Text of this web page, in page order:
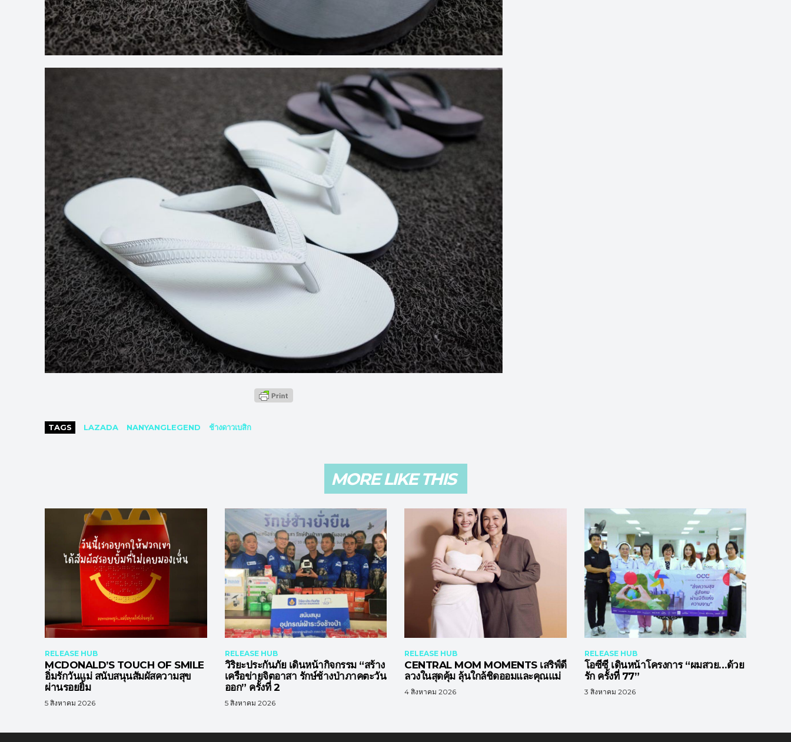
TAGS LAZADA NANYANGLEGEND ช้างดาวเบสิก
MORE LIKE THIS
RELEASE HUB
MCDONALD’S TOUCH OF SMILE
อิ่มรักวันแม่ สนับสนุนสัมผัสความสุข
ผ่านรอยยิ้ม
5 สิงหาคม 2026
RELEASE HUB
วิริยะประกันภัย เดินหน้ากิจกรรม “สร้าง
เครือข่ายจิตอาสา รักษ์ช้างป่าภาคตะวัน
ออก” ครั้งที่ 2
5 สิงหาคม 2026
RELEASE HUB
CENTRAL MOM MOMENTS เสริฟ์ดี
ลวงในสุดคุ้ม ลุ้นใกล้ชิดออมและคุณแม่
4 สิงหาคม 2026
RELEASE HUB
โอซีซี เดินหน้าโครงการ “ผมสวย…ด้วย
รัก ครั้งที่ 77”
3 สิงหาคม 2026